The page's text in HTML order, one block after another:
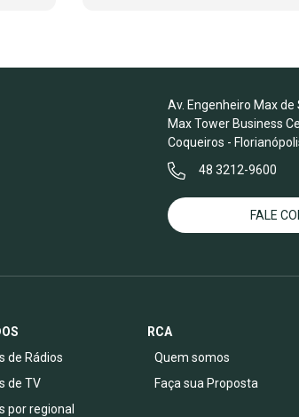
Av. Engenheiro Max de
Max Tower Business
Coqueiros -
48 3212-9600
FALE
de Rádios
de TV
por regional
RCA
Quem somos
Faça sua Proposta